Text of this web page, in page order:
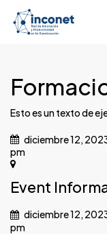
main
Esto es un texto de
diciembre 12,
pm
Event
diciembre 12,
pm